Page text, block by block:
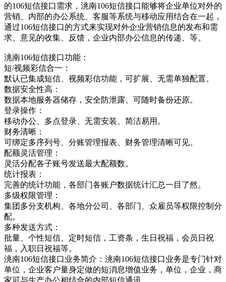
的106短信接口需求，洮南106短信接口能够将企业单位对外的
营销、内部的办公系统、客服等系统与移动应用结合在一起，
通过106短信接口的方式来实现对外企业营销信息的发布和需
求、意见的收集、反馈，企业内部办公信息的传递、等。
洮南106短信接口功能：
短/视频彩信合一：
默认已集成短信、视频彩信功能，可扩展、无需单独配置。
数据安全性高：
数据本地服务器储存，安全防泄露、可随时备份还原。
登录操作：
移动办公、多点登录、无需安装、简洁易用。
财务清晰：
可绑定多序列号、分账管理报表、财务管理清晰可见。
配额灵活管理：
灵活分配各子账号发送最大配额数。
统计报表：
完善的统计功能，各部门各账户数据统计汇总一目了然。
多级权限管理：
集团多分支机构、各地分公司、各部门、众雇员等权限控制分
配。
多种发送方式：
批量、个性短信、定时短信，工资条，生日祝福，会员日祝
福，入职日祝福等。
洮南106短信接口业务简介：洮南106短信接口业务是专门针对
单位，企业客户量身定做的短消息增值业务，单位，企业，商
家可与生产办公相结合的内部短信通讯，